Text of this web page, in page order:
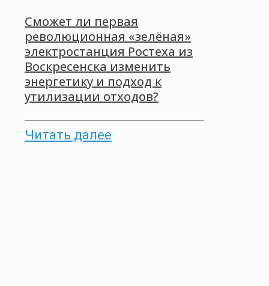
Сможет ли первая
революционная «зелёная»
электростанция Ростеха из
Воскресенска изменить
энергетику и подход к
утилизации отходов?
Читать далее